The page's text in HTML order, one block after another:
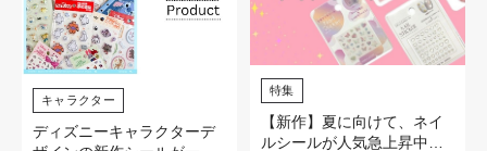
キャラクター
ディズニーキャラクターデ
特集
【新作】夏に向けて、ネイ
ルシールが人気急上昇中で